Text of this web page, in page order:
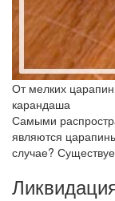
От мелких
карандаша
Самыми
являются
случае?